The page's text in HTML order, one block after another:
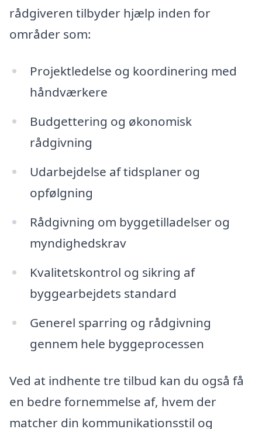
rådgiveren tilbyder hjælp inden for
områder som:
Projektledelse og koordinering med
håndværkere
Budgettering og økonomisk
rådgivning
Udarbejdelse af tidsplaner og
opfølgning
Rådgivning om byggetilladelser og
myndighedskrav
Kvalitetskontrol og sikring af
byggearbejdets standard
Generel sparring og rådgivning
gennem hele byggeprocessen
Ved at indhente tre tilbud kan du også få
en bedre fornemmelse af, hvem der
matcher din kommunikationsstil og